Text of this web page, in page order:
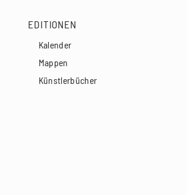
EDITIONEN
Kalender
Mappen
Künstlerbücher